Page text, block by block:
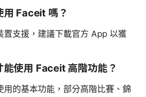
用 Faceit 嗎？
置支援，建議下載官方 App 以獲
能使用 Faceit 高階功能？
的基本功能，部分高階比賽、錦